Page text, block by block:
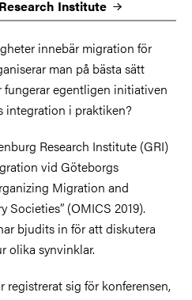
Institute
innebär migration för
man på bästa sätt
egentligen initiativen
integration i praktiken?
Research Institute (GRI)
vid Göteborgs
Migration and
(OMICS 2019).
bjudits in för att diskutera
olika synvinklar.
registrerat sig för konferensen,